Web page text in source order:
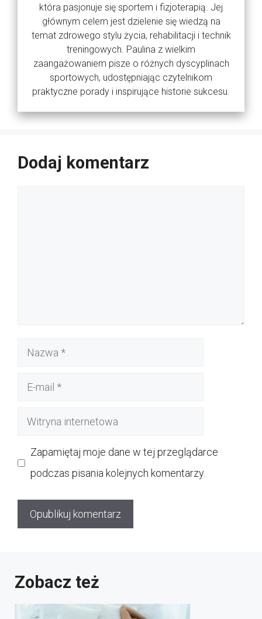
która pasjonuje się sportem i fizjoterapią. Jej
głównym celem jest dzielenie się wiedzą na
temat zdrowego stylu życia, rehabilitacji i technik
treningowych. Paulina z wielkim
zaangażowaniem pisze o różnych dyscyplinach
sportowych, udostępniając czytelnikom
praktyczne porady i inspirujące historie sukcesu.
Dodaj komentarz
Nazwa
Witryna
Zapamiętaj moje dane w tej przeglądarce
podczas pisania kolejnych komentarzy.
Zobacz też